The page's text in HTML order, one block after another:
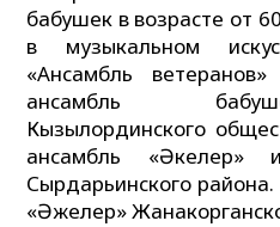
бабушек в возрасте от
в музыкальном
«Ансамбль
ансамбль
Кызылординского
ансамбль «Әкелер»
Сырдарьинского
«Әжелер»